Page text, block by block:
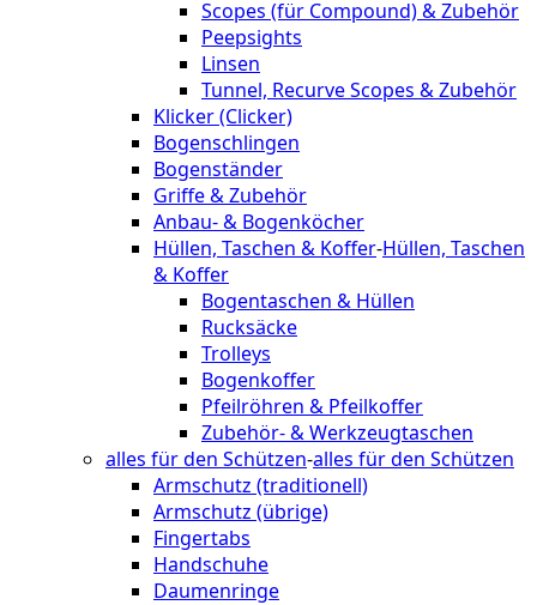
Scopes (für Compound) & Zubehör
Peepsights
Linsen
Tunnel, Recurve Scopes & Zubehör
Klicker (Clicker)
Bogenschlingen
Bogenständer
Griffe & Zubehör
Anbau- & Bogenköcher
Hüllen, Taschen & Koffer-Hüllen, Taschen
& Koffer
Bogentaschen & Hüllen
Rucksäcke
Trolleys
Bogenkoffer
Pfeilröhren & Pfeilkoffer
Zubehör- & Werkzeugtaschen
alles für den Schützen-alles für den Schützen
Armschutz (traditionell)
Armschutz (übrige)
Fingertabs
Handschuhe
Daumenringe